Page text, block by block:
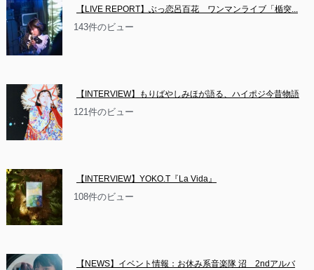
【LIVE REPORT】ぶっ恋呂百花　ワンマンライブ「楯突...
143件のビュー
【INTERVIEW】もりばやしみほが語る、ハイポジ今昔物語
121件のビュー
【INTERVIEW】YOKO.T『La Vida』
108件のビュー
【NEWS】イベント情報：お休み系音楽隊 沼　2ndアルバ